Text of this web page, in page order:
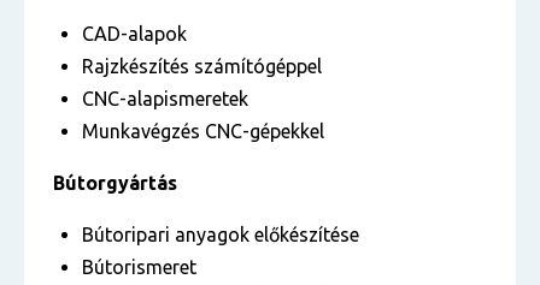
CAD-alapok
Rajzkészítés számítógéppel
CNC-alapismeretek
Munkavégzés CNC-gépekkel
Bútorgyártás
Bútoripari anyagok előkészítése
Bútorismeret